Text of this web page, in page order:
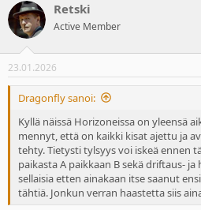
c
t
i
s
:
Retski
Active Member
23.01.2026
Dragonfly sanoi:
Kyllä näissä Horizoneissa on yleensä
mennyt, että on kaikki kisat ajettu ja
tehty. Tietysti tylsyys voi iskeä ennen
paikasta A paikkaan B sekä driftaus-
sellaisia etten ainakaan itse saanut
tähtiä. Jonkun verran haastetta siis